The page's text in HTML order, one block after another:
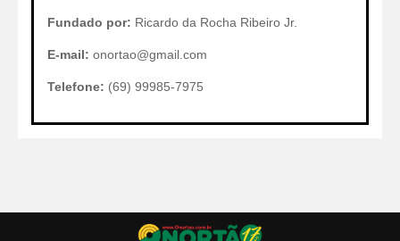
Fundado por: Ricardo da Rocha Ribeiro Jr.
E-mail: onortao@gmail.com
Telefone: (69) 99985-7975